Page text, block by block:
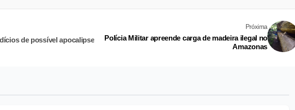
de possível apocalipse
Próxima
Polícia Militar apreende carga de madeira ilegal no
Amazonas